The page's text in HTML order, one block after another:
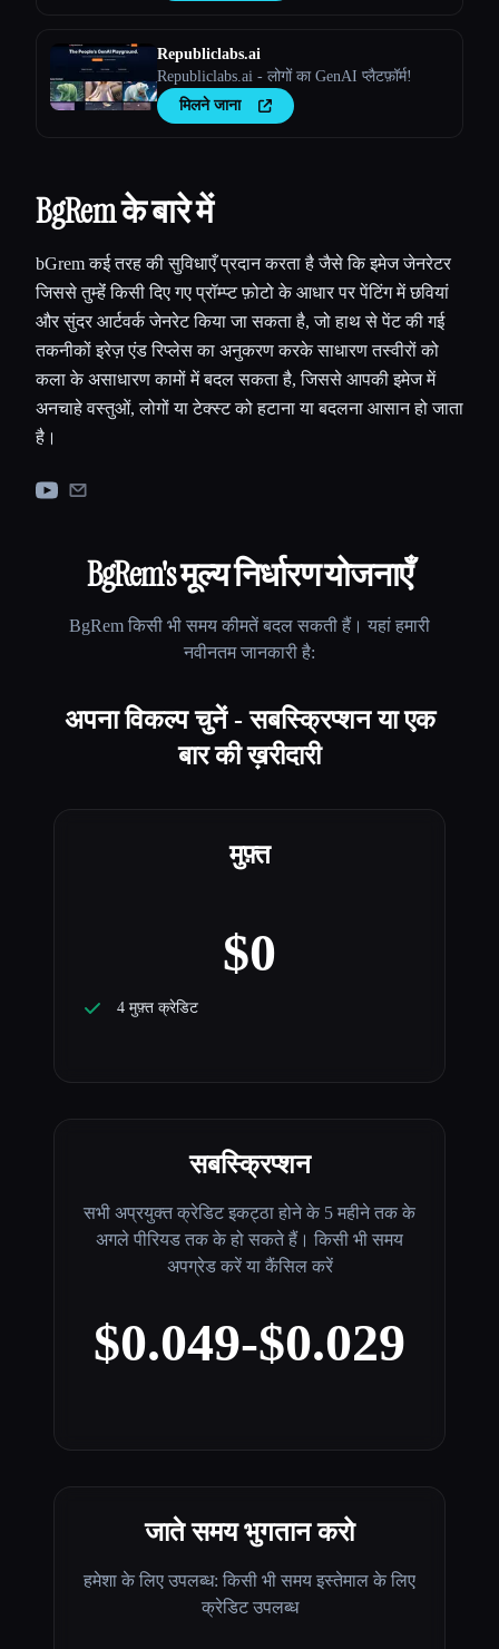
Republiclabs.ai
Republiclabs.ai - लोगों का GenAI प्लैटफ़ॉर्म!
मिलने जाना
BgRem के बारे में
bGrem कई तरह की सुविधाएँ प्रदान करता है जैसे कि इमेज जेनरेटर
जिससे तुम्हेंं किसी दिए गए प्रॉम्प्ट फ़ोटो के आधार पर पेंटिंग में छवियां
और सुंदर आर्टवर्क जेनरेट किया जा सकता है, जो हाथ से पेंट की गई
तकनीकों इरेज़ एंड रिप्लेस का अनुकरण करके साधारण तस्वीरों को
कला के असाधारण कामों में बदल सकता है, जिससे आपकी इमेज में
अनचाहे वस्तुओं, लोगों या टेक्स्ट को हटाना या बदलना आसान हो जाता
है।
BgRem's मूल्य निर्धारण योजनाएँ
BgRem किसी भी समय कीमतें बदल सकती हैं। यहां हमारी
नवीनतम जानकारी है:
अपना विकल्प चुनें - सबस्क्रिप्शन या एक
बार की ख़रीदारी
मुफ़्त
$0
4 मुफ़्त क्रेडिट
सबस्क्रिप्शन
सभी अप्रयुक्त क्रेडिट इकट्ठा होने के 5 महीने तक के
अगले पीरियड तक के हो सकते हैं। किसी भी समय
अपग्रेड करें या कैंसिल करें
$0.049-$0.029
जाते समय भुगतान करो
हमेशा के लिए उपलब्ध: किसी भी समय इस्तेमाल के लिए
क्रेडिट उपलब्ध